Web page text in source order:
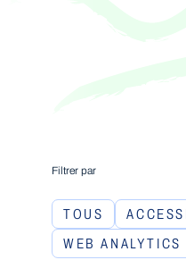
Filtrer par
TOUS
WEB ANALYTICS